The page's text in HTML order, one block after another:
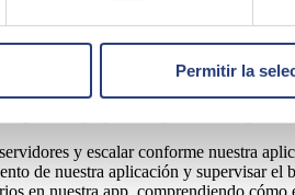
Permitir la
la creación de aplicaciones
grandes grupos categorizados según su
y escalar conforme nuestra
de nuestra aplicación y supervisar el